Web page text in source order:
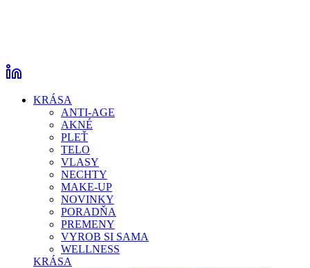
KRÁSA
ANTI-AGE
AKNÉ
PLEŤ
TELO
VLASY
NECHTY
MAKE-UP
NOVINKY
PORADŇA
PREMENY
VYROB SI SAMA
WELLNESS
KRÁSA